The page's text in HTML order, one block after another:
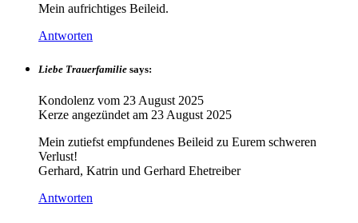
Mein aufrichtiges Beileid.
Antworten
Liebe Trauerfamilie says:
Kondolenz vom 23 August 2025
Kerze angezündet am 23 August 2025
Mein zutiefst empfundenes Beileid zu Eurem schweren
Verlust!
Gerhard, Katrin und Gerhard Ehetreiber
Antworten